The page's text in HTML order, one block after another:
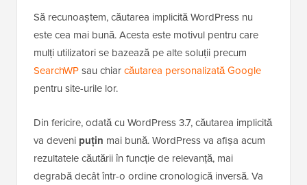
Să recunoaștem, căutarea implicită WordPress nu
este cea mai bună. Acesta este motivul pentru care
mulți utilizatori se bazează pe alte soluții precum
SearchWPsau chiarcăutarea personalizată Google
pentru site-urile lor.
Din fericire, odată cu WordPress 3.7, căutarea implicită
va deveni puțin mai bună. WordPress va afișa acum
rezultatele căutării în funcție de relevanță, mai
degrabă decât într-o ordine cronologică inversă. Va